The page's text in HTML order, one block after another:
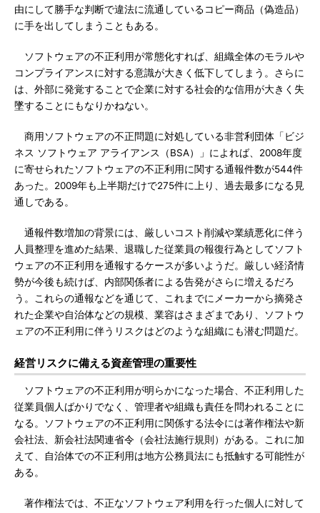
由にして勝手な判断で違法に流通しているコピー商品（偽造品）
に手を出してしまうこともある。
ソフトウェアの不正利用が常態化すれば、組織全体のモラルや
コンプライアンスに対する意識が大きく低下してしまう。さらに
は、外部に発覚することで企業に対する社会的な信用が大きく失
墜することにもなりかねない。
商用ソフトウェアの不正問題に対処している非営利団体「ビジ
ネス ソフトウェア アライアンス（BSA）」によれば、2008年度
に寄せられたソフトウェアの不正利用に関する通報件数が544件
あった。2009年も上半期だけで275件に上り、過去最多になる見
通しである。
通報件数増加の背景には、厳しいコスト削減や業績悪化に伴う
人員整理を進めた結果、退職した従業員の報復行為としてソフト
ウェアの不正利用を通報するケースが多いようだ。厳しい経済情
勢が今後も続けば、内部関係者による告発がさらに増えるだろ
う。これらの通報などを通じて、これまでにメーカーから摘発さ
れた企業や自治体などの規模、業容はさまざまであり、ソフトウ
ェアの不正利用に伴うリスクはどのような組織にも潜む問題だ。
経営リスクに備える資産管理の重要性
ソフトウェアの不正利用が明らかになった場合、不正利用した
従業員個人ばかりでなく、管理者や組織も責任を問われることに
なる。ソフトウェアの不正利用に関係する法令には著作権法や新
会社法、新会社法関連省令（会社法施行規則）がある。これに加
えて、自治体での不正利用は地方公務員法にも抵触する可能性が
ある。
著作権法では、不正なソフトウェア利用を行った個人に対して